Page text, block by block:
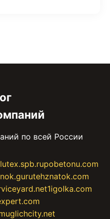
по всей России
pobetonu.com
tehznatok.com
1igolka.com
uglichcity.net